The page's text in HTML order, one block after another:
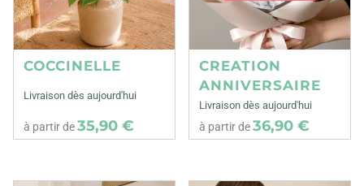
COCCINELLE
Livraison dès aujourd'hui
à partir de35,90 €
CREATION
ANNIVERSAIRE
Livraison dès aujourd'hui
à partir de36,90 €